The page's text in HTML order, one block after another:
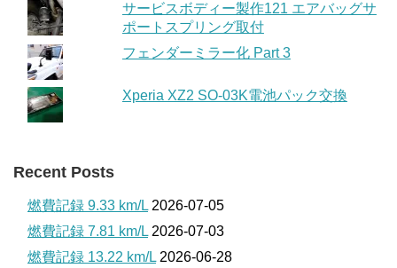
サービスボディー製作121 エアバッグサ
ポートスプリング取付
フェンダーミラー化 Part 3
Xperia XZ2 SO-03K電池パック交換
Recent Posts
燃費記録 9.33 km/L 2026-07-05
燃費記録 7.81 km/L 2026-07-03
燃費記録 13.22 km/L 2026-06-28